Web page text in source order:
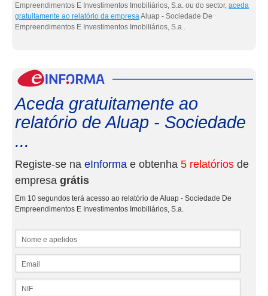
Empreendimentos E Investimentos Imobiliários, S.a. ou do sector, aceda
gratuitamente ao relatório da empresaAluap - Sociedade De
Empreendimentos E Investimentos Imobiliários, S.a..
Aceda gratuitamente ao
relatório de Aluap - Sociedade
...
Registe-se na eInforma e obtenha 5 relatórios de
empresa grátis
Em 10 segundos terá acesso ao relatório de Aluap - Sociedade De
Empreendimentos E Investimentos Imobiliários, S.a.